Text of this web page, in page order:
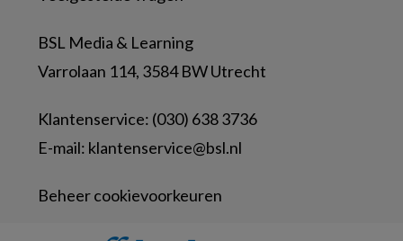
BSL Media & Learning
Varrolaan 114, 3584 BW Utrecht
Klantenservice: (030) 638 3736
E-mail: klantenservice@bsl.nl
Beheer cookievoorkeuren